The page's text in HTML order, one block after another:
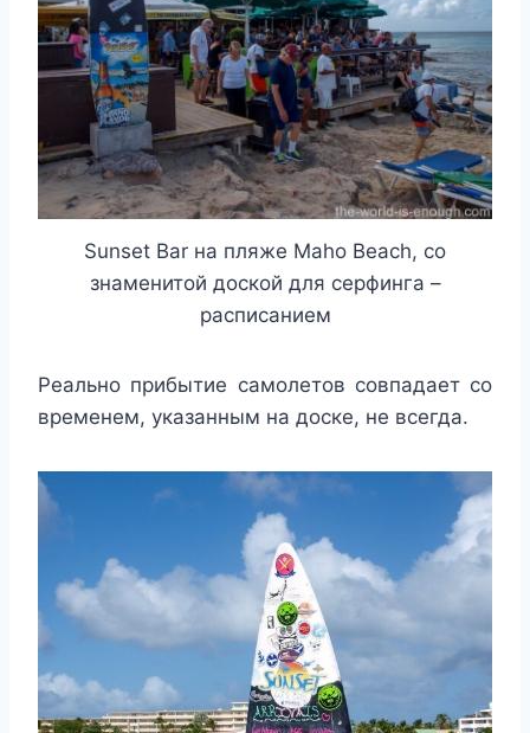
Sunset Bar на пляже Maho Beach, со
знаменитой доской для серфинга –
расписанием
Реально прибытие самолетов совпадает со
временем, указанным на доске, не всегда.